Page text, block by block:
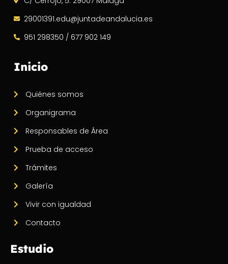
29001391.edu@juntadeandalucia.es
951 298350 / 677 902 149
Inicio
Quiénes somos
Organigrama
Responsables de Área
Prueba de acceso
Trámites
Galería
Vivir con igualdad
Contacto
Estudio